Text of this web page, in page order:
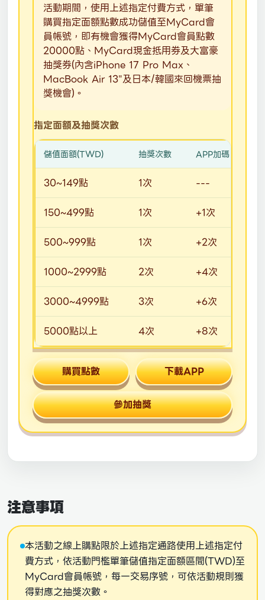
活動期間，使用上述指定付費方式，單筆
購買指定面額點數成功儲值至MyCard會
員帳號，即有機會獲得MyCard會員點數
20000點、MyCard現金抵用券及大富豪
抽獎券(內含iPhone 17 Pro Max、
MacBook Air 13"及日本/韓國來回機票抽
獎機會)。
指定面額及抽獎次數
儲值面額(TWD) 抽獎次數 APP加碼
30~149點 1次
---
150~499點
1次
+1次
500~999點
1次
+2次
1000~2999點
2次
+4次
3000~4999點
3次
+6次
5000點以上
4次 +8次
購買點數 下載APP
參加抽獎
注意事項
本活動之線上購點限於上述指定通路使用上述指定付
費方式，依活動門檻單筆儲值指定面額區間(TWD)至
MyCard會員帳號，每一交易序號，可依活動規則獲
得對應之抽獎次數。